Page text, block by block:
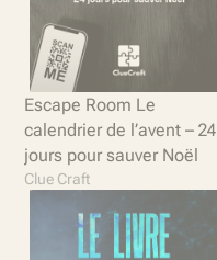
Escape Room Le
calendrier de l’avent – 24
jours pour sauver Noël
Clue Craft